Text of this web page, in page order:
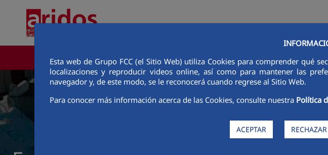
Saltar al contenido principal
Esta web de Grupo FCC (el Sitio Web) utiliza Cookies para comprender qué
localizaciones y reproducir videos online, así como para mantener las
navegador y, de este modo, se le reconocerá cuando regrese al Sitio Web.
Para conocer más información acerca de las Cookies, consulte nuestra Política
ACEPTAR
ÁREA CORPORATIVA LÍNEAS DE ACTIVIDAD